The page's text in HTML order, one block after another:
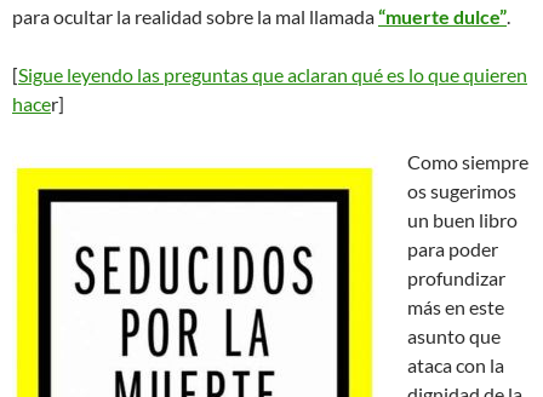
para ocultar la realidad sobre la mal llamada“muerte dulce”.
[Sigue leyendo las preguntas que aclaran qué es lo que quieren
hacer]
Como siempre
os sugerimos
un buen libro
para poder
profundizar
más en este
asunto que
ataca con la